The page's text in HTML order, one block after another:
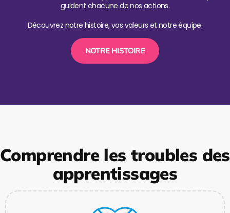
guident chacune de nos actions.
Découvrez notre histoire, vos valeurs et notre équipe.
NOTRE HISTOIRE
Comprendre les troubles des
apprentissages